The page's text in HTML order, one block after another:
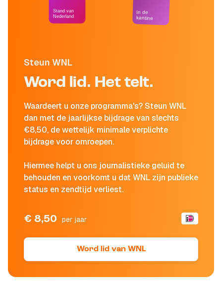
Steun WNL
Word lid. Het telt.
Waardeert u onze programma's? Steun WNL
dan met de jaarlijkse bijdrage van slechts
€8,50, de wettelijk minimale verplichte
bijdrage voor omroepen.
Hiermee helpt u ons journalistieke geluid te
behouden en voorkomt u dat WNL zijn publieke
status en zendtijd verliest.
€ 8,50 per jaar
Word lid van WNL
Stand van
Nederland
In de
kantine